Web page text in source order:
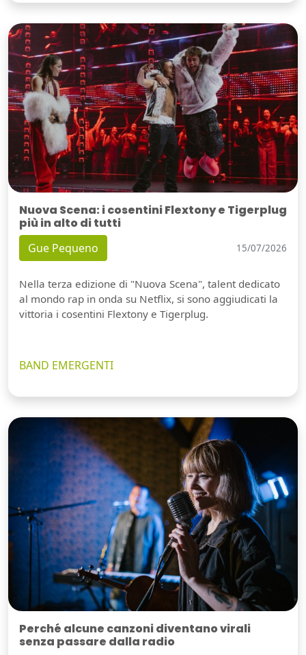
Nuova Scena: i cosentini Flextony e Tigerplug
più in alto di tutti
Gue Pequeno 15/07/2026
Nella terza edizione di "Nuova Scena", talent dedicato
al mondo rap in onda su Netflix, si sono aggiudicati la
vittoria i cosentini Flextony e Tigerplug.
BAND EMERGENTI
Perché alcune canzoni diventano virali
senza passare dalla radio